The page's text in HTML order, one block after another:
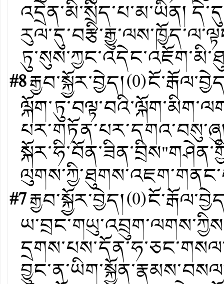
འདྲེན་མི་སྲིད་པ་མ་ཡིན།
#8རྒྱབ་སྐྱོར་བྱེད།(0)
#7རྒྱབ་སྐྱོར་བྱེད།(0)